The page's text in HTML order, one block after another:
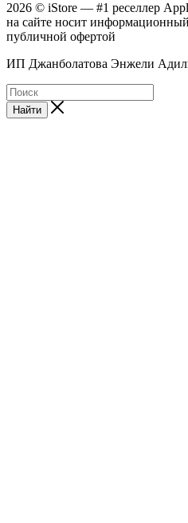
2026 © iStore — #1 реселлер
на сайте носит информационный
публичной офертой
ИП Джанболатова Энжели
Найти